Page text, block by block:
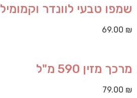
שמפו טבעי לוונדר וקמומיל 500 מ"ל
69.00 ₪
מרכך מזין 590 מ"ל
79.00 ₪